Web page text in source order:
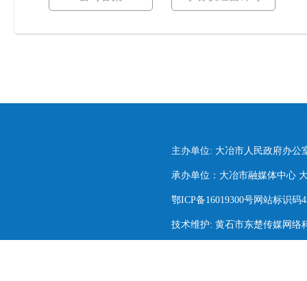
主办单位: 大冶市人民政府办公
承办单位：大冶市融媒体中心
鄂ICP备16019300号网站标识码
技术维护: 黄石市东楚传媒网络